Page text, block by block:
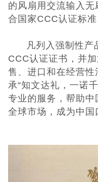
CQC认证
中国节能认证
CE认证
欧盟认证
的风扇用交流输入
合国家CCC认证标
凡列入强制性产
CCC认证证书，并
售、进口和在经营
承“知文达礼，一诺
专业的服务，帮助中
全球市场，成为中国